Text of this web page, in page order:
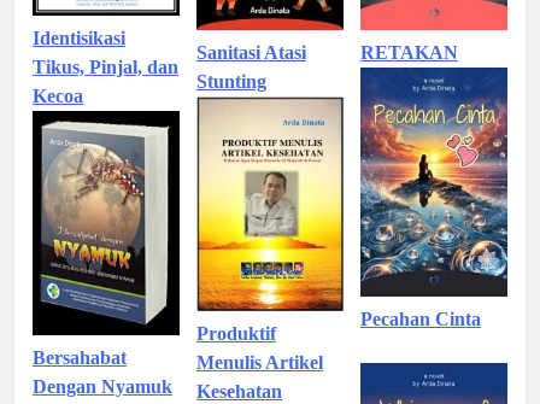
Identisikasi
Tikus, Pinjal, dan
Kecoa
Bersahabat
Dengan Nyamuk
Sanitasi Atasi
Stunting
Produktif
Menulis Artikel
Kesehatan
RETAKAN
Pecahan Cinta